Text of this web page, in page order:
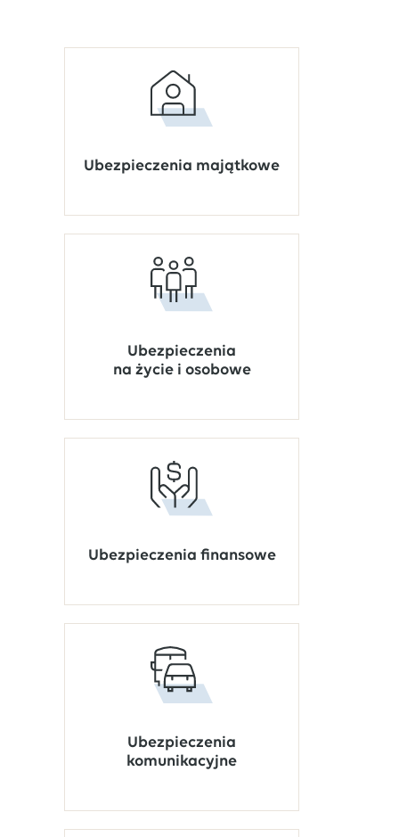
Ubezpieczenia majątkowe
Ubezpieczenia
na życie i osobowe
Ubezpieczenia finansowe
Ubezpieczenia
komunikacyjne